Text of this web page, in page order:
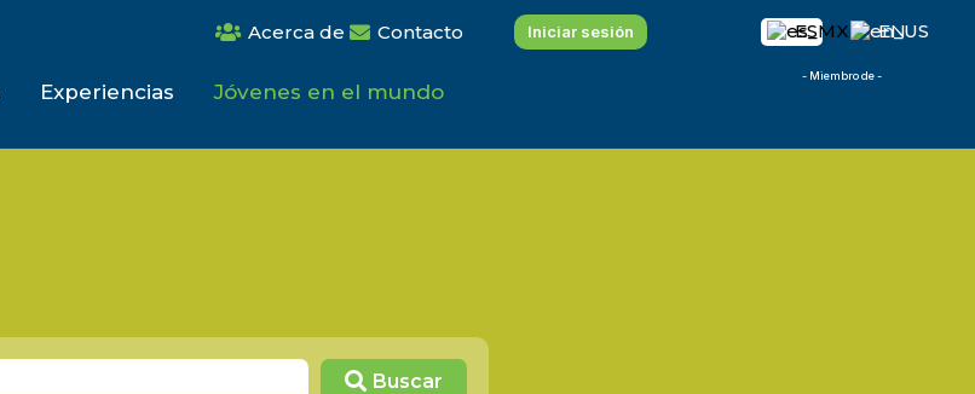
Acerca de Contacto Iniciar sesión ES EN
Experiencias Jóvenes en el mundo
- Miembro de -
Buscar